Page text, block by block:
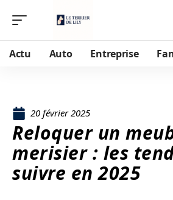
Actu Auto Entreprise
20 février 2025
Reloquer un
merisier : les
suivre en 2025